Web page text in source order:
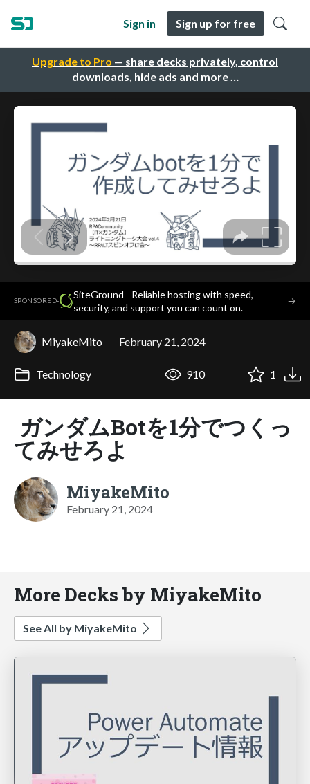
Upgrade to Pro — share decks privately, control
downloads, hide ads and more …
Sign in Sign up for free
SPONSORED·
SiteGround - Reliable hosting with speed,
security, and support you can count on.
→
MiyakeMito February 21, 2024
Technology 910 1
ガンダムBotを1分でつくっ
てみせろよ
MiyakeMito
February 21, 2024
More Decks by MiyakeMito
See All by MiyakeMito